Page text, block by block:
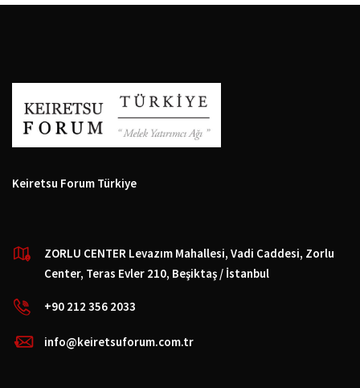
Keiretsu Forum Türkiye
ZORLU CENTER Levazım Mahallesi, Vadi Caddesi, Zorlu
Center, Teras Evler 210, Beşiktaş / İstanbul
+90 212 356 2033
info@keiretsuforum.com.tr